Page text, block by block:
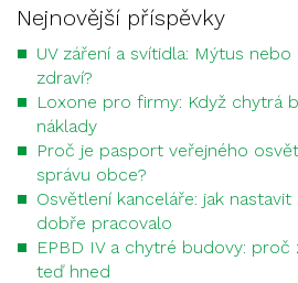
Nejnovější příspěvky
UV záření a svítidla: Mýtus
zdraví?
Loxone pro firmy: Když chytrá
náklady
Proč je pasport veřejného
správu obce?
Osvětlení kanceláře: jak
dobře pracovalo
EPBD IV a chytré budovy: proč
teď hned